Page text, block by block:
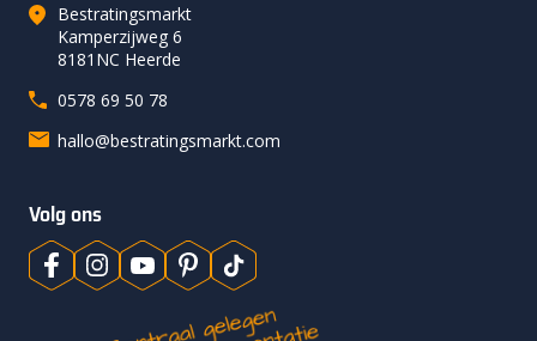
Bestratingsmarkt
Kamperzijweg 6
8181NC Heerde
0578 69 50 78
hallo@bestratingsmarkt.com
Volg ons